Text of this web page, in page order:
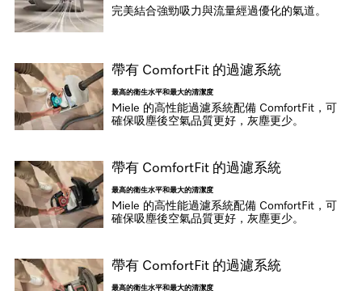
完美結合強勁吸力與流量經過優化的氣道。
帶有 ComfortFit 的過濾系統
最高的衛生水平和最大的清潔度
Miele 的高性能過濾系統配備 ComfortFit，可
確保吸塵後空氣品質更好，灰塵更少。
帶有 ComfortFit 的過濾系統
最高的衛生水平和最大的清潔度
Miele 的高性能過濾系統配備 ComfortFit，可
確保吸塵後空氣品質更好，灰塵更少。
帶有 ComfortFit 的過濾系統
最高的衛生水平和最大的清潔度